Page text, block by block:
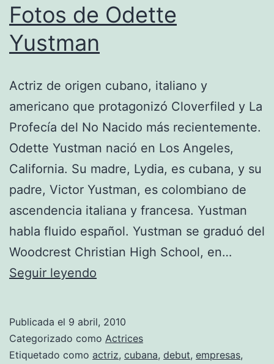
Fotos de Odette
Yustman
Actriz de origen cubano, italiano y
americano que protagonizó Cloverfiled y La
Profecía del No Nacido más recientemente.
Odette Yustman nació en Los Angeles,
California. Su madre, Lydia, es cubana, y su
padre, Victor Yustman, es colombiano de
ascendencia italiana y francesa. Yustman
habla fluido español. Yustman se graduó del
Woodcrest Christian High School, en…
Seguir leyendo
Yustman
Publicada el 9 abril, 2010
Categorizado como Actrices
Etiquetado como actriz, cubana, debut, empresas,